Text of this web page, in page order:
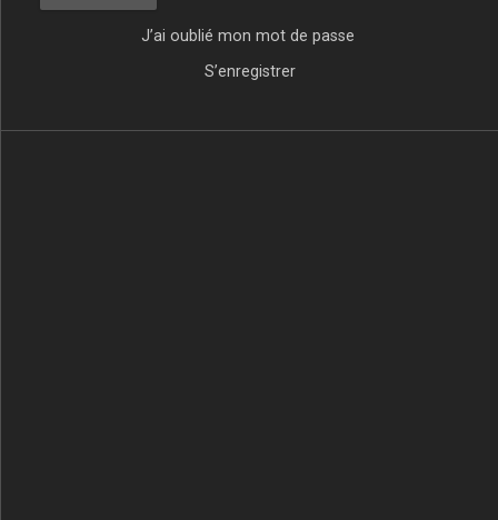
J’ai oublié mon mot de passe
S’enregistrer